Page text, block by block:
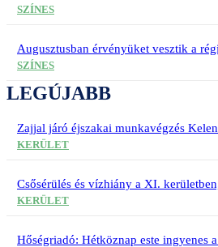
LEGÚJABB
Zajjal járó éjszakai munkavégzés
KERÜLET
Csősérülés és vízhiány a XI.
KERÜLET
Hőségriadó: Hétköznap este ingyenes
SZÍNES
Augusztusban érvényüket vesztik a
SZÍNES